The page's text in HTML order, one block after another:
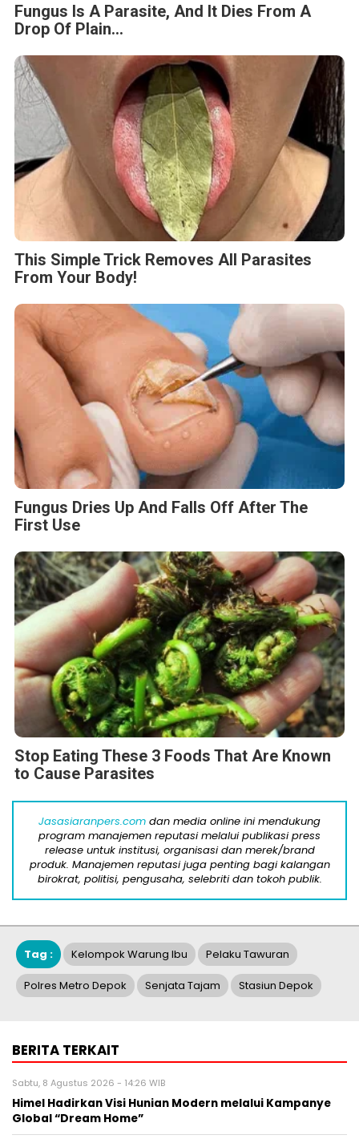
Fungus Is A Parasite, And It Dies From A
Drop Of Plain...
This Simple Trick Removes All Parasites
From Your Body!
Fungus Dries Up And Falls Off After The
First Use
Stop Eating These 3 Foods That Are Known
to Cause Parasites
Jasasiaranpers.com dan media online ini mendukung
program manajemen reputasi melalui publikasi press
release untuk institusi, organisasi dan merek/brand
produk. Manajemen reputasi juga penting bagi kalangan
birokrat, politisi, pengusaha, selebriti dan tokoh publik.
Tag : Kelompok Warung Ibu Pelaku Tawuran
Polres Metro Depok Senjata Tajam Stasiun Depok
BERITA TERKAIT
Sabtu, 8 Agustus 2026 - 14:26 WIB
Himel Hadirkan Visi Hunian Modern melalui Kampanye
Global “Dream Home”